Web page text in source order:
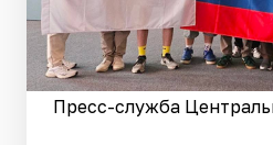
Пресс-служба